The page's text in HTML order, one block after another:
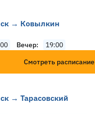
→ Ковылкин
Вечер
19:00
Смотреть расписание
→ Тарасовский